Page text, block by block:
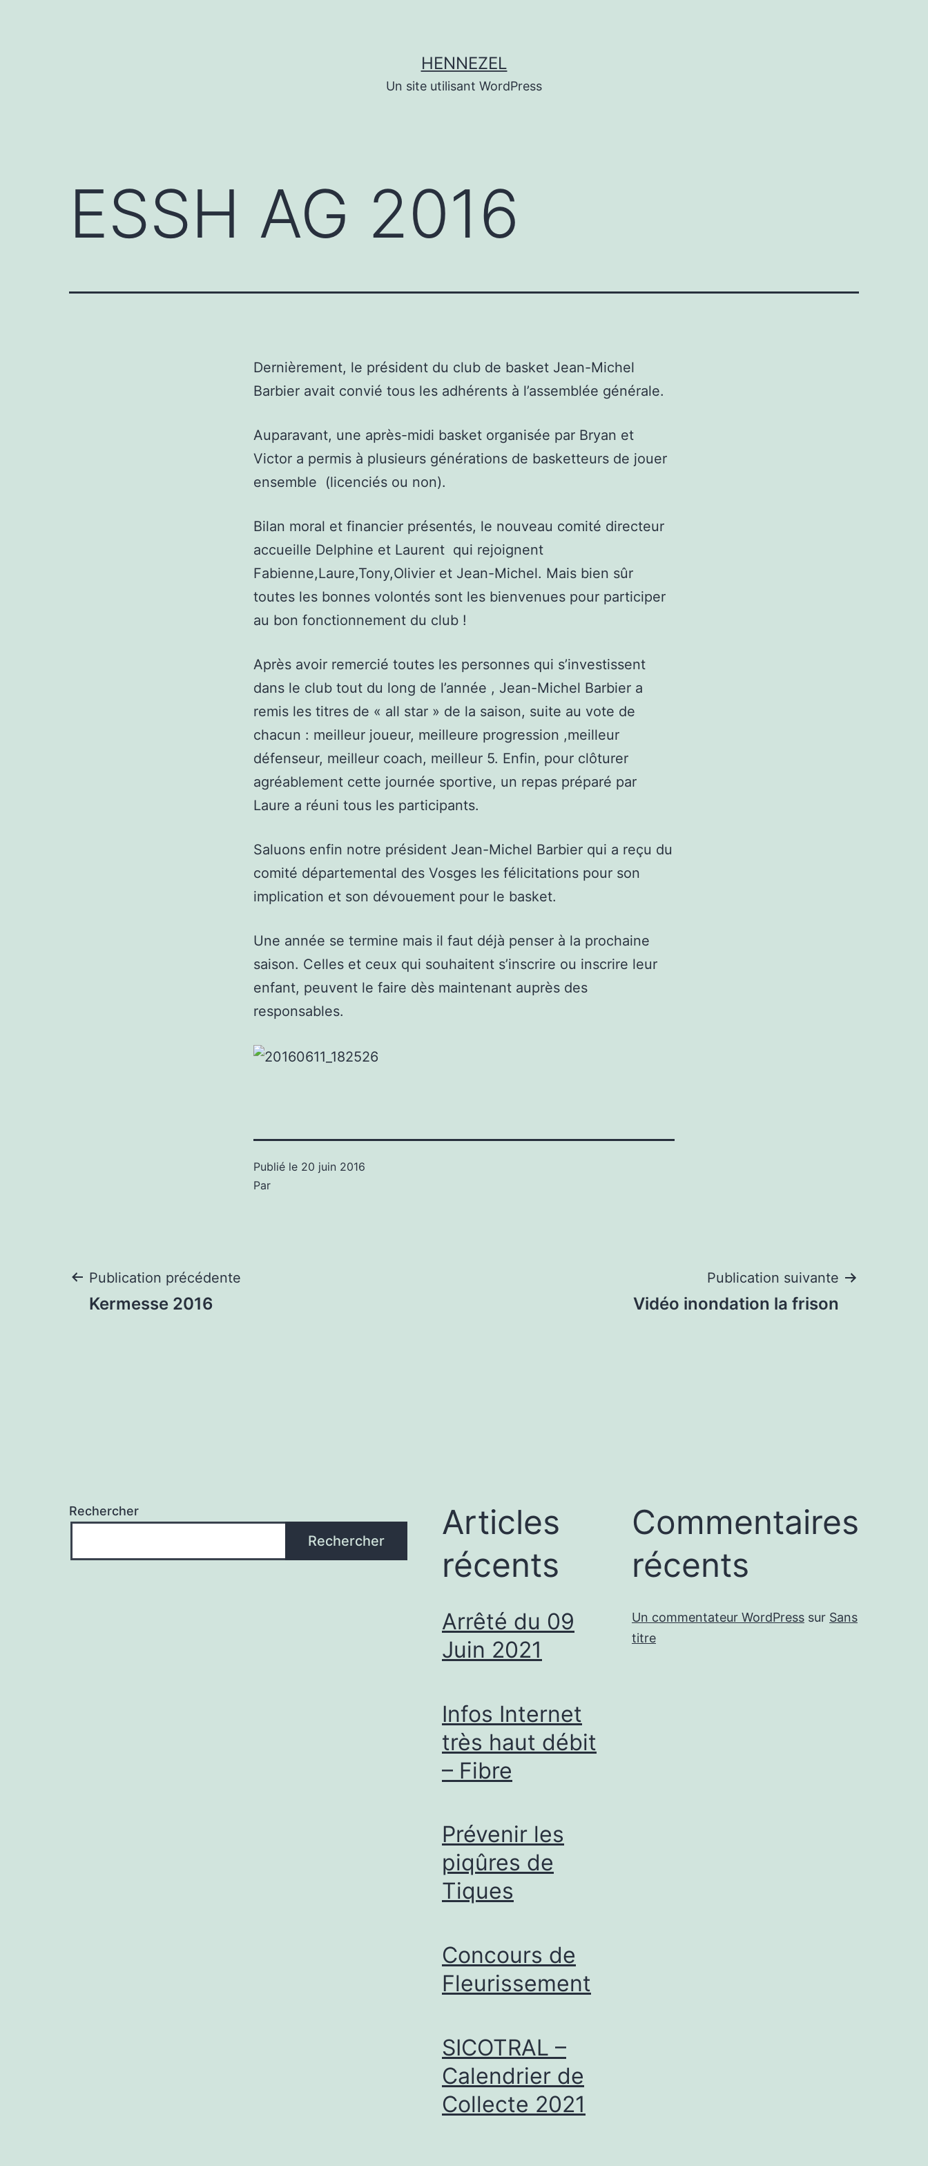
HENNEZEL
Un site utilisant WordPress
ESSH AG 2016
Dernièrement, le président du club de basket Jean-Michel
Barbier avait convié tous les adhérents à l’assemblée générale.
Auparavant, une après-midi basket organisée par Bryan et
Victor a permis à plusieurs générations de basketteurs de jouer
ensemble (licenciés ou non).
Bilan moral et financier présentés, le nouveau comité directeur
accueille Delphine et Laurent qui rejoignent
Fabienne,Laure,Tony,Olivier et Jean-Michel. Mais bien sûr
toutes les bonnes volontés sont les bienvenues pour participer
au bon fonctionnement du club !
Après avoir remercié toutes les personnes qui s’investissent
dans le club tout du long de l’année , Jean-Michel Barbier a
remis les titres de « all star » de la saison, suite au vote de
chacun : meilleur joueur, meilleure progression ,meilleur
défenseur, meilleur coach, meilleur 5. Enfin, pour clôturer
agréablement cette journée sportive, un repas préparé par
Laure a réuni tous les participants.
Saluons enfin notre président Jean-Michel Barbier qui a reçu du
comité départemental des Vosges les félicitations pour son
implication et son dévouement pour le basket.
Une année se termine mais il faut déjà penser à la prochaine
saison. Celles et ceux qui souhaitent s’inscrire ou inscrire leur
enfant, peuvent le faire dès maintenant auprès des
responsables.
Publié le 20 juin 2016
Par
Navigation
Publication précédente
Kermesse 2016
Publication suivante
Vidéo inondation la frison
Rechercher
Rechercher
Articles
récents
Arrêté du 09
Juin 2021
Infos Internet
très haut débit
– Fibre
Prévenir les
piqûres de
Tiques
Concours de
Fleurissement
SICOTRAL –
Calendrier de
Collecte 2021
Commentaires
récents
Un commentateur WordPress sur Sans
titre